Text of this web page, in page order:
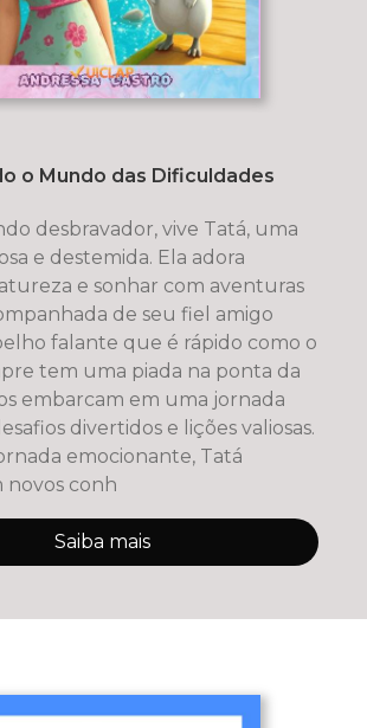
o Mundo das Dificuldades
desbravador, vive Tatá, uma
e destemida. Ela adora
e sonhar com aventuras
falante que é rápido como o
tem uma piada na ponta da
embarcam em uma jornada
divertidos e lições valiosas.
emocionante, Tatá
com novos conh
Saiba mais